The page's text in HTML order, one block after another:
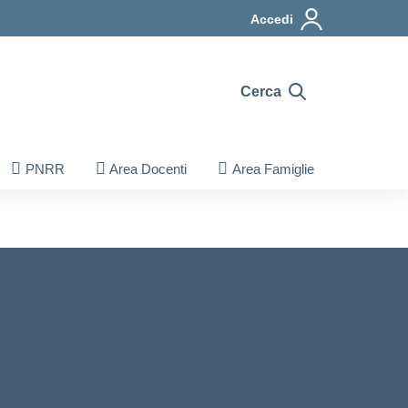
Accedi
Cerca
PNRR Area Docenti Area Famiglie